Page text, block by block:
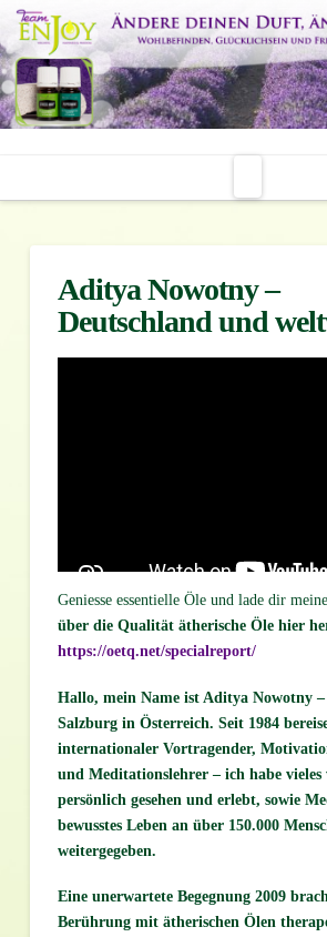
Aditya Nowotny –
Deutschland und
Geniesse essentielle Öle und lade dir
über die Qualität ätherische Öle hier
https://oetq.net/specialreport/
Hallo, mein Name ist Aditya Nowotny –
Salzburg in Österreich. Seit 1984
internationaler Vortragender,
und Meditationslehrer – ich habe vieles
persönlich gesehen und erlebt, sowie
bewusstes Leben an über 150.000
weitergegeben.
Eine unerwartete Begegnung 2009
Berührung mit ätherischen Ölen